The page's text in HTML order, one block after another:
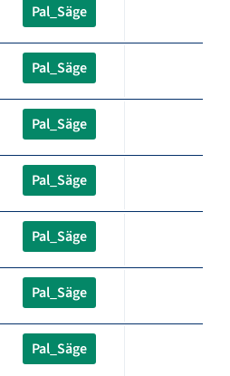
Pal_Säge
Pal_Säge
Pal_Säge
Pal_Säge
Pal_Säge
Pal_Säge
Pal_Säge